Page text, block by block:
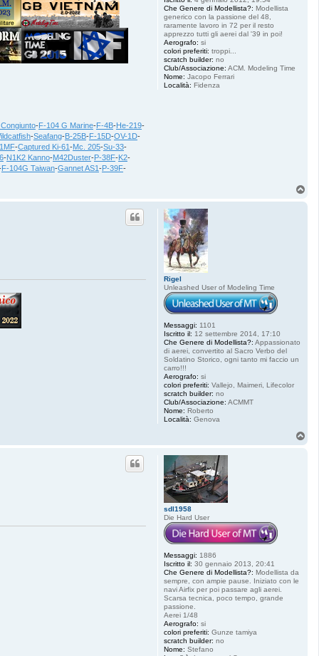
Che Genere di Modellista?: Modellista
generico con la passione del 48,
raramente lavoro in 72 per il resto
apprezzo tutti gli aerei dal '39 in poi!
Aerografo: si
colori preferiti: troppi...
scratch builder: no
Club/Associazione: ACM. Modeling Time
Nome: Jacopo Ferrari
Località: Fidenza
-F-104 G Marine-F-4B-He-219-
-Seafang-B-25B-F-15D-OV-1D-
-Captured Ki-61-Mc. 205-Su-33-
-N1K2 Kanno-M42Duster-P-38F-K2-
F-104G Taiwan-Gannet AS1-P-39F-
Rigel
Unleashed User of Modeling Time
Messaggi: 1101
Iscritto il: 12 settembre 2014, 17:10
Che Genere di Modellista?: Appassionato
di aerei, convertito al Sacro Verbo del
Soldatino Storico, ogni tanto mi faccio un
carro!!!
Aerografo: si
colori preferiti: Vallejo, Maimeri, Lifecolor
scratch builder: no
Club/Associazione: ACMMT
Nome: Roberto
Località: Genova
sdl1958
Die Hard User
Messaggi: 1886
Iscritto il: 30 gennaio 2013, 20:41
Che Genere di Modellista?: Modellista da
sempre, con ampie pause. Iniziato con le
navi Airfix per poi passare agli aerei.
Scarsa tecnica, poco tempo, grande
passione.
Aerei 1/48
Aerografo: si
colori preferiti: Gunze tamiya
scratch builder: no
Nome: Stefano